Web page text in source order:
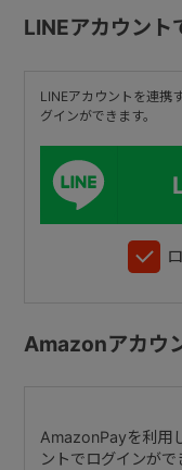
LINEアカウント
LINEアカウントを連携
グインができます。
Amazonアカウ
AmazonPayを利用
ントでログインがで